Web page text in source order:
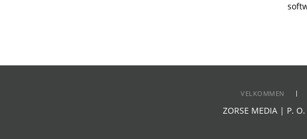
VELKOMMEN
ZORSE MEDIA | P.